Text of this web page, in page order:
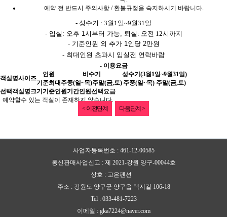
예약 전 반드시 주의사항 / 환불규정을 숙지하시기 바랍니다.
- 성수기 : 3월1일~9월31일
- 입실: 오후 1시부터 가능, 퇴실: 오전 12시까지​
- 기준인원 외 추가 1인당 2만원
- 최대인원 초과시 입실전 연락바람
- 이용요금
객실명사이즈
인원 비수기
성수기(3월1일~9월31일)
기준최대 주중(일~목)주말(금,토) 주중(일~목) 주말(금,토)
선택 객실명크기 기준인원기간인원선택 요금
예약할수 있는 객실이 존재하지 않습니다.
< 이전단계
다음단계 >
사업자등록번호 : 461-12-00585
통신판매사업신고 : 제 2021-강원 양구-00044호
상호 : 고은펜션
주소 : 강원도 양구군 양구읍 택지길 106-18
Tel : 033-481-7223
이메일 : gka7224@naver.com